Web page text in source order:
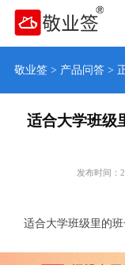
敬业签> 产品问答>
适合大学班级
发布时间：
适合大学班级里的